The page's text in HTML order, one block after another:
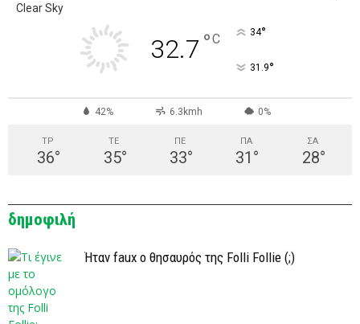
Clear Sky
32.7 °C 34°
31.9°
42% 6.3kmh 0%
ΤΡ
36°
ΤΕ
35°
ΠΕ
33°
ΠΑ
31 °
ΣΑ
28°
δημοφιλή
Ήταν faux ο θησαυρός της Folli Follie (;)